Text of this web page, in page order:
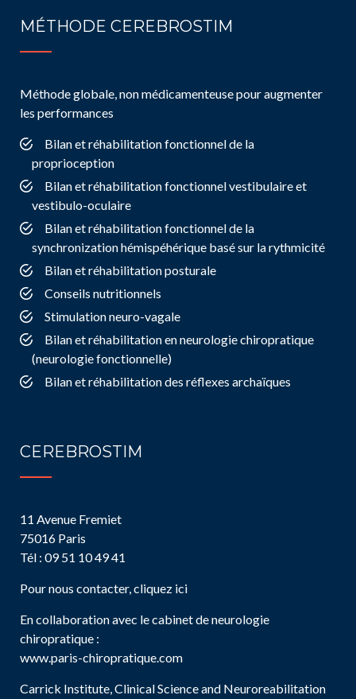
MÉTHODE CEREBROSTIM
Méthode globale, non médicamenteuse pour augmenter
les performances
Bilan et réhabilitation fonctionnel de la
proprioception
Bilan et réhabilitation fonctionnel vestibulaire et
vestibulo-oculaire
Bilan et réhabilitation fonctionnel de la
synchronization hémispéhérique basé sur la rythmicité
Bilan et réhabilitation posturale
Conseils nutritionnels
Stimulation neuro-vagale
Bilan et réhabilitation en neurologie chiropratique
(neurologie fonctionnelle)
Bilan et réhabilitation des réflexes archaïques
CEREBROSTIM
11 Avenue Fremiet
75016 Paris
Tél : 09 51 10 49 41
Pour nous contacter, cliquez ici
En collaboration avec le cabinet de neurologie
chiropratique :
www.paris-chiropratique.com
Carrick Institute, Clinical Science and Neuroreabilitation